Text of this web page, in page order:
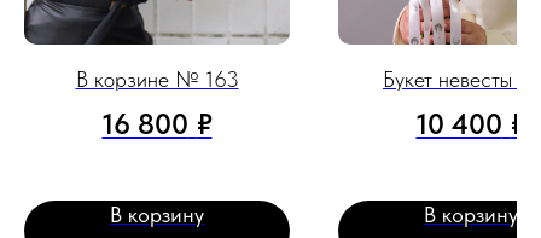
В корзине № 163
16 800 ₽
В корзину
Букет невесты
10 400 ₽
В корзину